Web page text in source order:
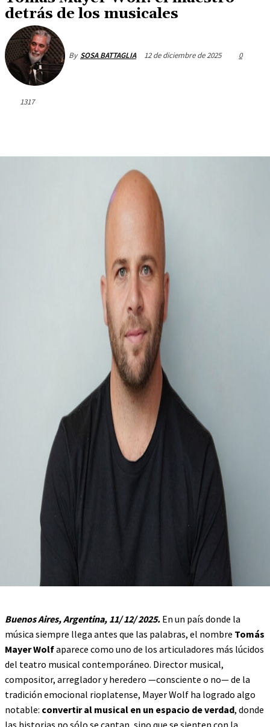
detrás de los musicales
By SOSA BATTAGLIA 12 de diciembre de 2025 0
1317
Buenos Aires, Argentina, 11/ 12/ 2025. En un país donde la
música siempre llega antes que las palabras, el nombre Tomás
Mayer Wolfaparece como uno de los articuladores más lúcidos
del teatro musical contemporáneo. Director musical,
compositor, arreglador y heredero —consciente o no— de la
tradición emocional rioplatense, Mayer Wolf ha logrado algo
notable: convertir al musical en un espacio de verdad, donde
las historias no sólo se cantan, sino que se sienten con la